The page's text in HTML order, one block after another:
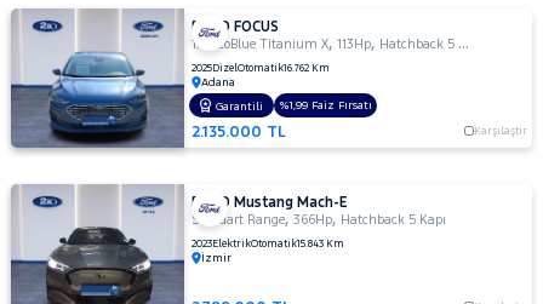
FORD FOCUS
1.5 EcoBlue Titanium X,113Hp, Hatchback 5 Kapı
2025DizelOtomatik16.762 Km
Adana
2.135.000 TL Karşılaştır
Garantili %1,99 Faiz Fırsatı
FORD Mustang Mach-E
Standart Range,366Hp, Hatchback 5 Kapı
2023ElektrikOtomatik15.843 Km
İzmir